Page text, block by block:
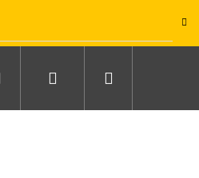
Hledat Přihlášení